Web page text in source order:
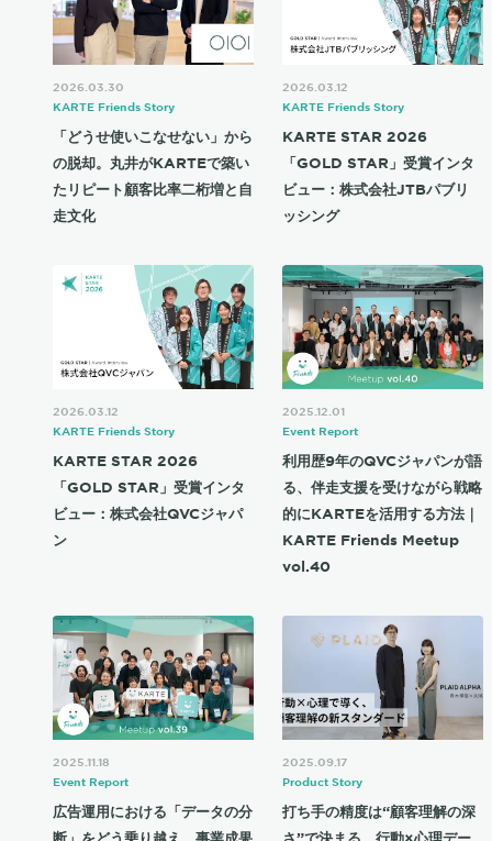
2026.03.30
KARTE Friends Story
「どうせ使いこなせない」から
の脱却。丸井がKARTEで築い
たリピート顧客比率二桁増と自
走文化
2026.03.12
KARTE Friends Story
KARTE STAR 2026
「GOLD STAR」受賞インタ
ビュー：株式会社JTBパブリ
ッシング
2026.03.12
KARTE Friends Story
KARTE STAR 2026
「GOLD STAR」受賞インタ
ビュー：株式会社QVCジャパ
ン
2025.12.01
Event Report
利用歴9年のQVCジャパンが語
る、伴走支援を受けながら戦略
的にKARTEを活用する方法｜
KARTE Friends Meetup
vol.40
2025.11.18
Event Report
広告運用における「データの分
2025.09.17
Product Story
打ち手の精度は“顧客理解の深